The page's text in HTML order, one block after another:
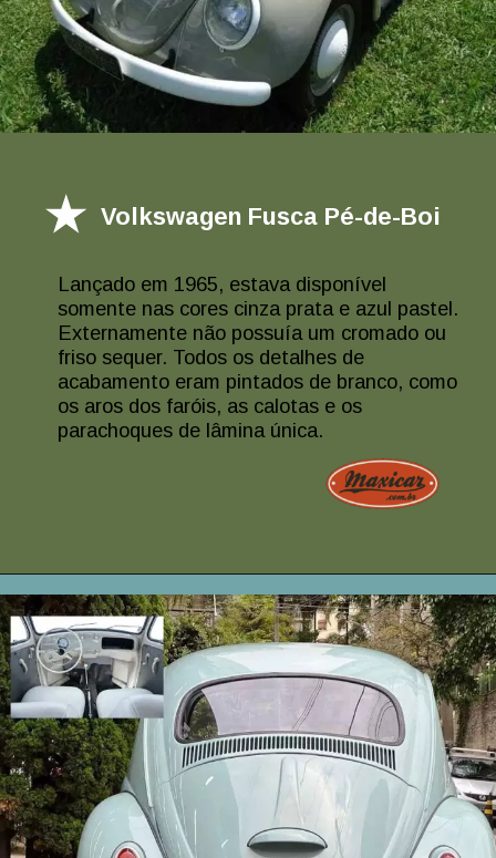
Lançado em 1965, estava disponível
somente nas cores cinza prata e azul pastel.
Externamente não possuía um cromado ou
friso sequer. Todos os detalhes de
acabamento eram pintados de branco, como
os aros dos faróis, as calotas e os
parachoques de lâmina única.
Volkswagen Fusca Pé-de-Boi